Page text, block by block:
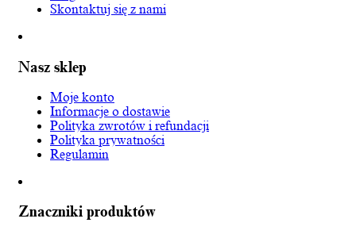
Skontaktuj się z nami
Nasz sklep
Moje konto
Informacje o dostawie
Polityka zwrotów i refundacji
Polityka prywatności
Regulamin
Znaczniki produktów